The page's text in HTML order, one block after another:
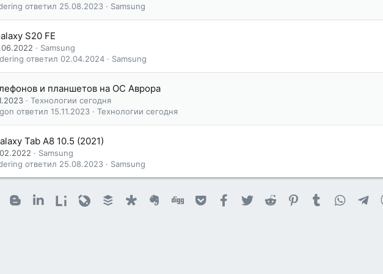
Samsung
25.08.2023
S20 FE
Samsung
Samsung
02.04.2024
и планшетов на ОС Аврора
Технологии сегодня
Технологии сегодня
15.11.2023
Tab A8 10.5 (2021)
Samsung
Samsung
25.08.2023
Mail.ru Blogger LinkedinLiveinternet
Livejournal
Buffer DiasporaEvernoteDigg GetpocketFacebook
Twitter Reddit PinterestTumblr